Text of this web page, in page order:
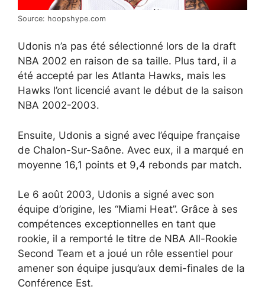
Source: hoopshype.com
Udonis n’a pas été sélectionné lors de la draft
NBA 2002 en raison de sa taille. Plus tard, il a
été accepté par les Atlanta Hawks, mais les
Hawks l’ont licencié avant le début de la saison
NBA 2002-2003.
Ensuite, Udonis a signé avec l’équipe française
de Chalon-Sur-Saône. Avec eux, il a marqué en
moyenne 16,1 points et 9,4 rebonds par match.
Le 6 août 2003, Udonis a signé avec son
équipe d’origine, les “Miami Heat”. Grâce à ses
compétences exceptionnelles en tant que
rookie, il a remporté le titre de NBA All-Rookie
Second Team et a joué un rôle essentiel pour
amener son équipe jusqu’aux demi-finales de la
Conférence Est.